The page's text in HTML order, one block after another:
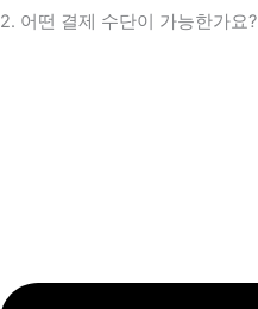
2. 어떤 결제 수단이 가능한가요?